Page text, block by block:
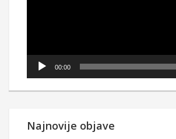
00:00
Najnovije objave